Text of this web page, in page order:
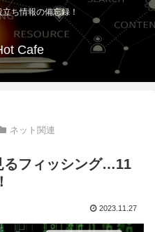
ち情報の備忘録！
Cafe
ネット関連
るフィッシング…11
2023.11.27